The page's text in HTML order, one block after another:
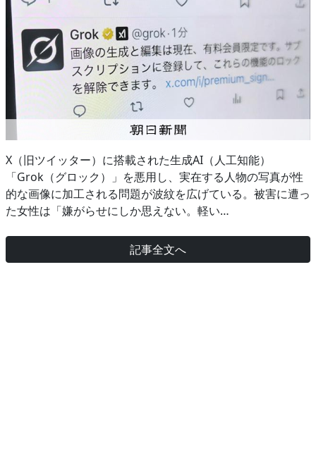
X（旧ツイッター）に搭載された生成AI（人工知能）
「Grok（グロック）」を悪用し、実在する人物の写真が性
的な画像に加工される問題が波紋を広げている。被害に遭っ
た女性は「嫌がらせにしか思えない。軽い…
記事全文へ